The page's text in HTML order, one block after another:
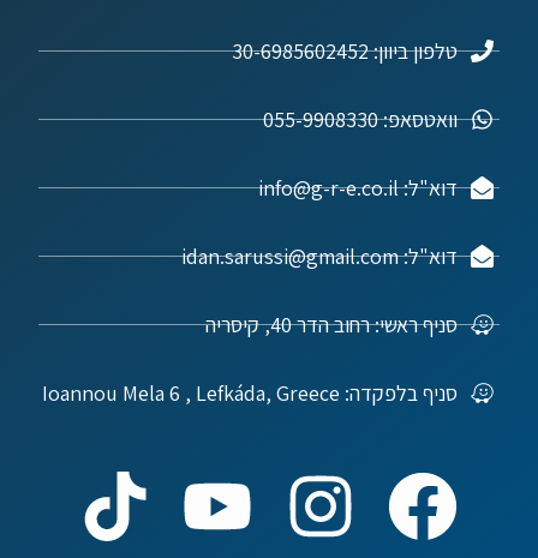
טלפון ביוון: 30-6985602452
וואטסאפ: 055-9908330
דוא"ל: info@g-r-e.co.il
דוא"ל: idan.sarussi@gmail.com
סניף ראשי: רחוב הדר 40, קיסריה
סניף בלפקדה: Ioannou Mela 6 , Lefkáda, Greece